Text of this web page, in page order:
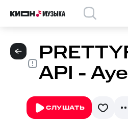
API -
СЛУШАТЬ